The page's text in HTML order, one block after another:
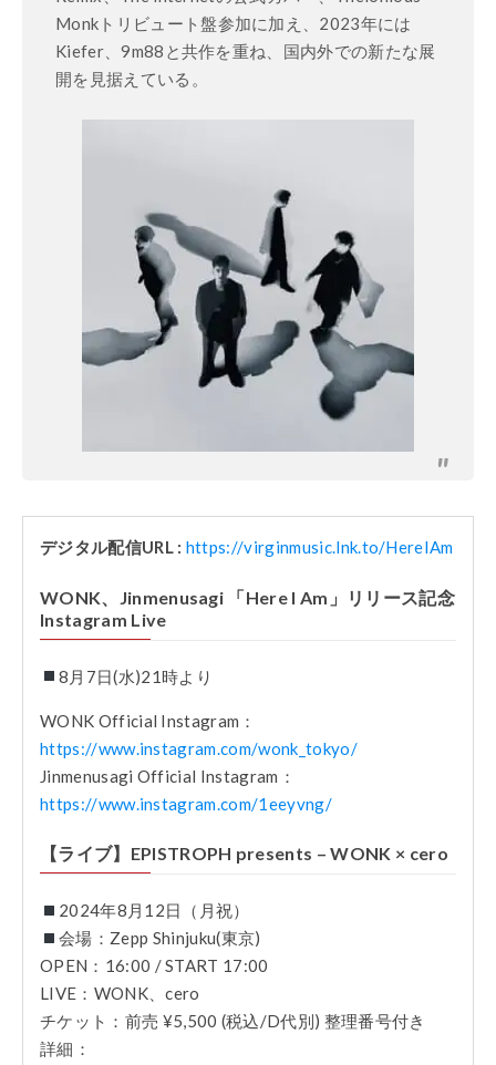
Monkトリビュート盤参加に加え、2023年には
Kiefer、9m88と共作を重ね、国内外での新たな展
開を見据えている。
デジタル配信URL : https://virginmusic.lnk.to/HereIAm
WONK、Jinmenusagi 「Here I Am」リリース記念
Instagram Live
8月7日(水)21時より
WONK Official Instagram：
https://www.instagram.com/wonk_tokyo/
Jinmenusagi Official Instagram ：
https://www.instagram.com/1eeyvng/
【ライブ】EPISTROPH presents – WONK × cero
2024年8月12日（月祝）
会場：Zepp Shinjuku(東京)
OPEN：16:00 / START 17:00
LIVE：WONK、cero
チケット：前売 ¥5,500 (税込/D代別) 整理番号付き
詳細：